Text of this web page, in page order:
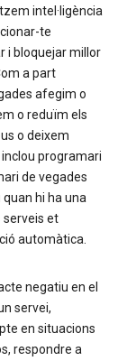
intel·ligència
te
i bloquejar millor
a part
afegim o
o reduïm els
o deixem
programari
de vegades
hi ha una
serveis et
automàtica.
negatiu en el
servei,
en situacions
respondre a